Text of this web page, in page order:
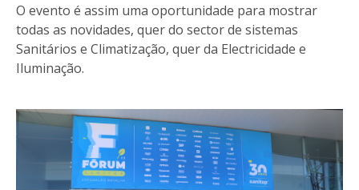
O evento é assim uma oportunidade para mostrar
todas as novidades, quer do sector de sistemas
Sanitários e Climatização, quer da Electricidade e
Iluminação.